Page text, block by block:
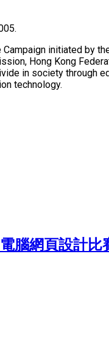
initiated by
Hong Kong
in society through
technology.
腦網頁設計比